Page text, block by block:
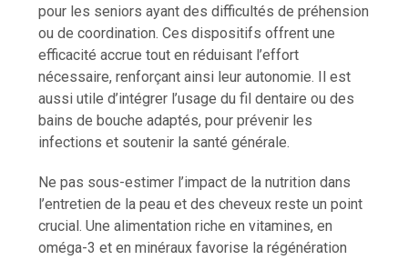
pour les seniors ayant des difficultés de préhension
ou de coordination. Ces dispositifs offrent une
efficacité accrue tout en réduisant l’effort
nécessaire, renforçant ainsi leur autonomie. Il est
aussi utile d’intégrer l’usage du fil dentaire ou des
bains de bouche adaptés, pour prévenir les
infections et soutenir la santé générale.
Ne pas sous-estimer l’impact de la nutrition dans
l’entretien de la peau et des cheveux reste un point
crucial. Une alimentation riche en vitamines, en
oméga-3 et en minéraux favorise la régénération